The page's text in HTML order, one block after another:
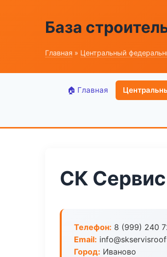
База
Главная » Центральный
🏠 Главная
СК
Телефон: 8 (999) 240
Email:
Город: Иваново